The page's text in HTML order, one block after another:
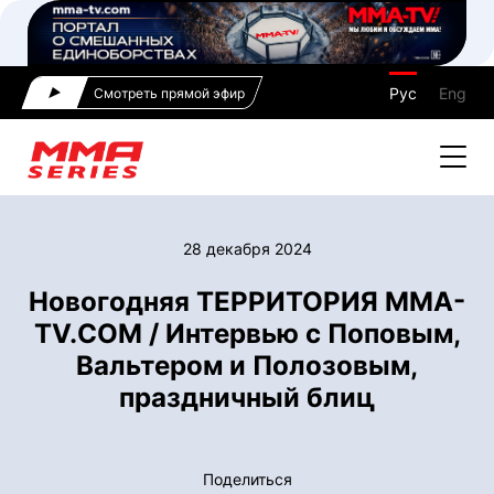
Смотреть прямой эфир Рус Eng
28 декабря 2024
Новогодняя ТЕРРИТОРИЯ MMA-
TV.COM / Интервью с Поповым,
Вальтером и Полозовым,
праздничный блиц
Поделиться